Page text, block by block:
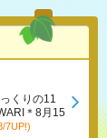
くりの11
＊8月15
7UP!)